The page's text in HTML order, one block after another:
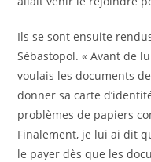
Ils se sont ensuite
Sébastopol. « Avant de
voulais les documents
donner sa carte
problèmes de papiers
Finalement, je lui ai dit
le payer dès que les